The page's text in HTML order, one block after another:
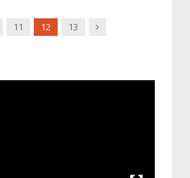
11 12 13 Next